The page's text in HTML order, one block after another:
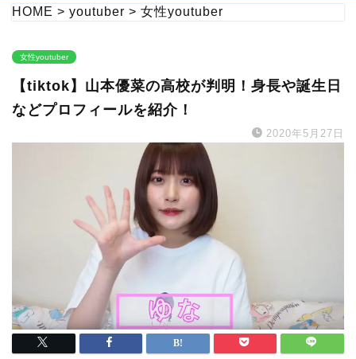
HOME > youtuber > 女性youtuber
女性youtuber
【tiktok】山本優菜の高校が判明！身長や誕生日
などプロフィールを紹介！
2020年5月27日